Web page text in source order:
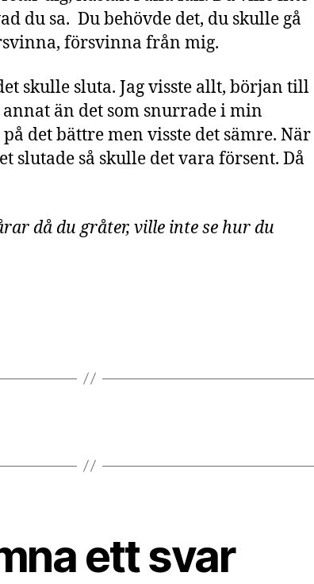
du sa. Du behövde det, du skulle gå
försvinna från mig.
skulle sluta. Jag visste allt, början till
annat än det som snurrade i min
det bättre men visste det sämre. När
slutade så skulle det vara försent. Då
då du gråter, ville inte se hur du
ett svar